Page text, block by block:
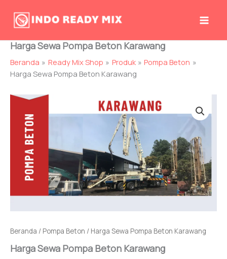
konten
Harga Sewa Pompa Beton Karawang
Beranda Ready Mix Shop Produk
Pompa Beton
Harga Sewa Pompa Beton Karawang
Beranda / Pompa Beton / Harga Sewa Pompa Beton Karawang
Harga Sewa Pompa Beton Karawang